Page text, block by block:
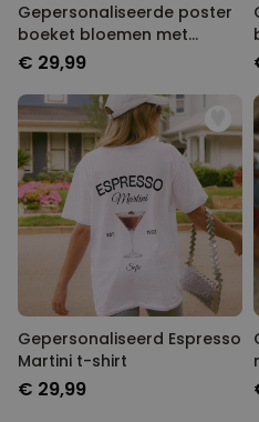
Gepersonaliseerde poster
boeket bloemen met
handafdruk
€ 29,99
Gepersonaliseerd Espresso
Martini t-shirt
€ 29,99